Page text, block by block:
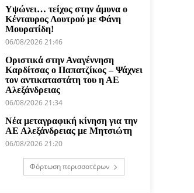
Υψώνει… τείχος στην άμυνα ο
Κένταυρος Λουτρού με Φάνη
Μουρατίδη!
06/08/2026 21:46
Οριστικά στην Αναγέννηση
Καρδίτσας ο Παπατζίκος – Ψάχνει
τον αντικαταστάτη του η ΑΕ
Αλεξάνδρειας
06/08/2026 21:34
Νέα μεταγραφική κίνηση για την
ΑΕ Αλεξάνδρειας με Μητσιώτη
06/08/2026 21:20
Φόρτωση περισσοτέρων